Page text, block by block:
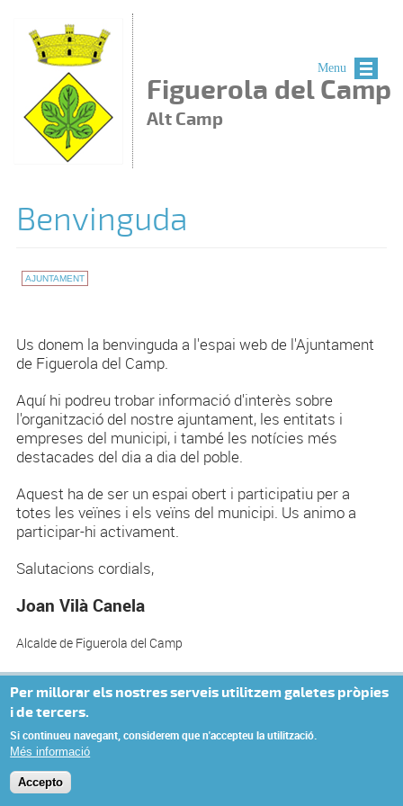
Figuerola del Camp
Alt Camp
Benvinguda
AJUNTAMENT
Us donem la benvinguda a l'espai web de l'Ajuntament
de Figuerola del Camp.
Aquí hi podreu trobar informació d'interès sobre
l'organització del nostre ajuntament, les entitats i
empreses del municipi, i també les notícies més
destacades del dia a dia del poble.
Aquest ha de ser un espai obert i participatiu per a
totes les veïnes i els veïns del municipi. Us animo a
participar-hi activament.
Salutacions cordials,
Joan Vilà Canela
Alcalde de Figuerola del Camp
Menu
Per millorar els nostres serveis utilitzem galetes pròpies
i de tercers.
Si continueu navegant, considerem que n'accepteu la utilització.
Més informació
Accepto